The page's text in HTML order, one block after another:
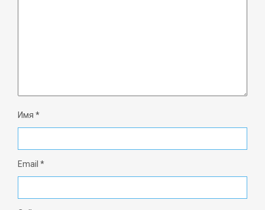
Имя *
Email *